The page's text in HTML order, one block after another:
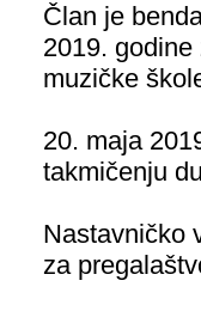
Član je
2019.
muzičke
20. maja
takmičenju
Nastavničko
za